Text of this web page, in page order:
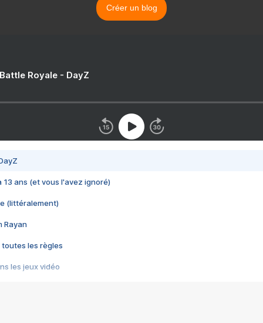
Créer un blog
Royale - DayZ
13 ans (et vous l'avez ignoré)
(littéralement)
Rayan
toutes les règles
les jeux vidéo